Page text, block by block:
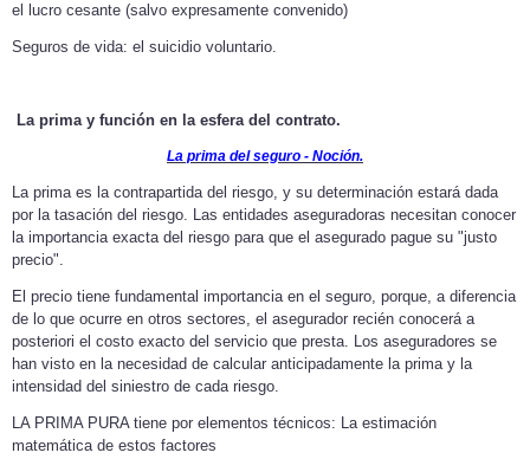
el lucro cesante (salvo expresamente convenido)
Seguros de vida: el suicidio voluntario.
La prima y función en la esfera del contrato.
La prima del seguro - Noción.
La prima es la contrapartida del riesgo, y su determinación estará dada
por la tasación del riesgo. Las entidades aseguradoras necesitan conocer
la importancia exacta del riesgo para que el asegurado pague su "justo
precio".
El precio tiene fundamental importancia en el seguro, porque, a diferencia
de lo que ocurre en otros sectores, el asegurador recién conocerá a
posteriori el costo exacto del servicio que presta. Los aseguradores se
han visto en la necesidad de calcular anticipadamente la prima y la
intensidad del siniestro de cada riesgo.
LA PRIMA PURA tiene por elementos técnicos: La estimación
matemática de estos factores